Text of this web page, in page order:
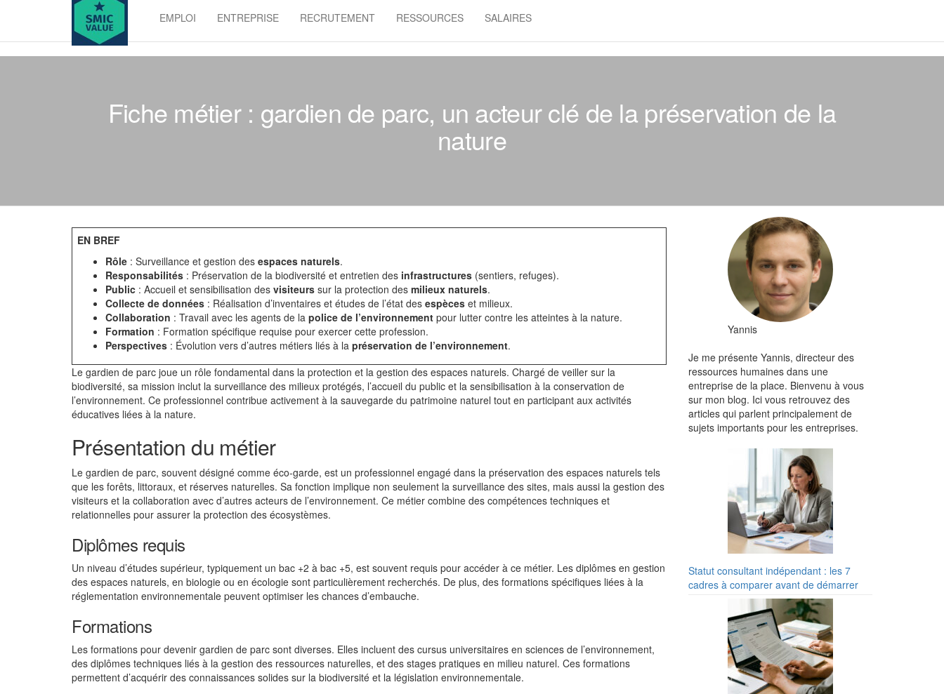
value
EMPLOI ENTREPRISE RECRUTEMENT RESSOURCES SALAIRES
Fiche métier : gardien de parc, un acteur clé de la préservation de la
nature
EN BREF
Rôle : Surveillance et gestion des espaces naturels.
Responsabilités : Préservation de la biodiversité et entretien des infrastructures (sentiers, refuges).
Public : Accueil et sensibilisation des visiteurs sur la protection des milieux naturels.
Collecte de données : Réalisation d’inventaires et études de l’état des espèces et milieux.
Collaboration : Travail avec les agents de la police de l’environnement pour lutter contre les atteintes à la nature.
Formation : Formation spécifique requise pour exercer cette profession.
Perspectives : Évolution vers d’autres métiers liés à la préservation de l’environnement.
Le gardien de parc joue un rôle fondamental dans la protection et la gestion des espaces naturels. Chargé de veiller sur la
biodiversité, sa mission inclut la surveillance des milieux protégés, l’accueil du public et la sensibilisation à la conservation de
l’environnement. Ce professionnel contribue activement à la sauvegarde du patrimoine naturel tout en participant aux activités
éducatives liées à la nature.
Présentation du métier
Le gardien de parc, souvent désigné comme éco-garde, est un professionnel engagé dans la préservation des espaces naturels tels
que les forêts, littoraux, et réserves naturelles. Sa fonction implique non seulement la surveillance des sites, mais aussi la gestion des
visiteurs et la collaboration avec d’autres acteurs de l’environnement. Ce métier combine des compétences techniques et
relationnelles pour assurer la protection des écosystèmes.
Diplômes requis
Un niveau d’études supérieur, typiquement un bac +2 à bac +5, est souvent requis pour accéder à ce métier. Les diplômes en gestion
des espaces naturels, en biologie ou en écologie sont particulièrement recherchés. De plus, des formations spécifiques liées à la
réglementation environnementale peuvent optimiser les chances d’embauche.
Formations
Les formations pour devenir gardien de parc sont diverses. Elles incluent des cursus universitaires en sciences de l’environnement,
des diplômes techniques liés à la gestion des ressources naturelles, et des stages pratiques en milieu naturel. Ces formations
permettent d’acquérir des connaissances solides sur la biodiversité et la législation environnementale.
Yannis
Je me présente Yannis, directeur des
ressources humaines dans une
entreprise de la place. Bienvenu à vous
sur mon blog. Ici vous retrouvez des
articles qui parlent principalement de
sujets importants pour les entreprises.
Statut consultant indépendant : les 7
cadres à comparer avant de démarrer